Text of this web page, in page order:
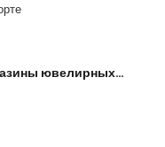
ювелирных…